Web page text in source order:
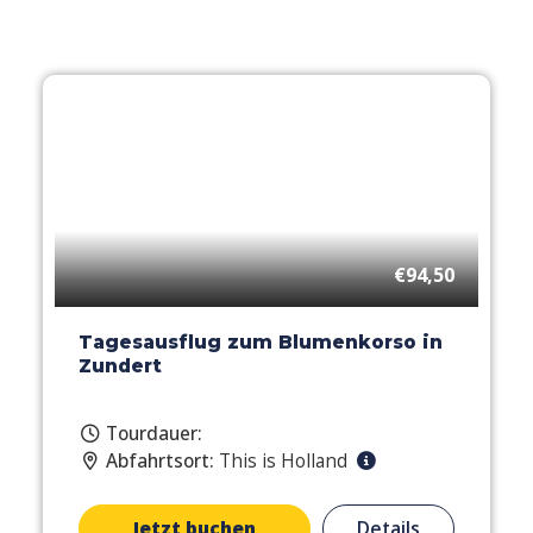
€94,50
Tagesausflug zum Blumenkorso in
Zundert
Tourdauer:
Abfahrtsort: This is Holland